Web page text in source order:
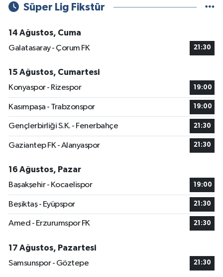
Süper Lig Fikstür
14 Ağustos, Cuma
Galatasaray - Çorum FK
21:30
15 Ağustos, Cumartesi
Konyaspor - Rizespor
19:00
Kasımpaşa - Trabzonspor 19:00
Gençlerbirliği S.K. - Fenerbahçe 21:30
Gaziantep FK - Alanyaspor 21:30
16 Ağustos, Pazar
Başakşehir - Kocaelispor
19:00
Beşiktaş - Eyüpspor 21:30
Amed - Erzurumspor FK 21:30
17 Ağustos, Pazartesi
Samsunspor - Göztepe
21:30